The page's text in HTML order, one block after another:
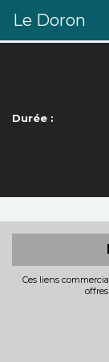
Le Doron
Durée :
Ces liens